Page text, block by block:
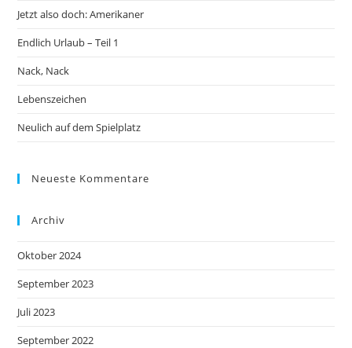
Jetzt also doch: Amerikaner
Endlich Urlaub – Teil 1
Nack, Nack
Lebenszeichen
Neulich auf dem Spielplatz
Neueste Kommentare
Archiv
Oktober 2024
September 2023
Juli 2023
September 2022